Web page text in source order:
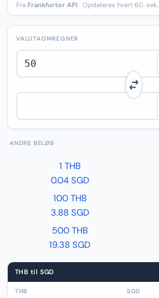
Fra Frankfurter API · Opdateres hvert 60. sek.
VALUTAOMREGNER
ANDRE BELØB
1 THB
0.04 SGD
100 THB
3.88 SGD
500 THB
19.38 SGD
THB til SGD
THB SGD